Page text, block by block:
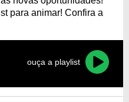
para animar! Confira a
ouça a playlist